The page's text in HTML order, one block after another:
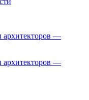
архитекторов —
архитекторов —